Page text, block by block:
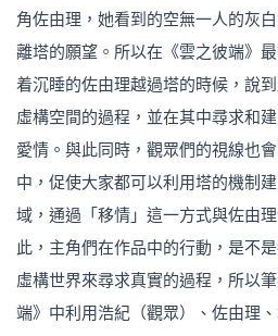
角佐由理，她看到的空無一人的灰
離塔的願望。所以在《雲之彼端》
着沉睡的佐由理越過塔的時候，說
虛構空間的過程，並在其中尋求和
愛情。與此同時，觀眾們的視線也
中，促使大家都可以利用塔的機制
域，通過「移情」這一方式與佐由
此，主角們在作品中的行動，是不
虛構世界來尋求真實的過程，所以
端》中利用浩紀（觀眾）、佐由理